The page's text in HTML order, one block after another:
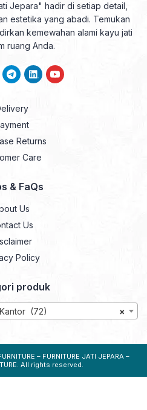
Jepara" hadir di setiap detail,
estetika yang abadi. Temukan
kemewahan alami kayu jati
ruang Anda.
Returns
Care
& FaQs
Us
Us
Policy
produk
×
(72)
– FURNITURE JATI JEPARA –
. All rights reserved.